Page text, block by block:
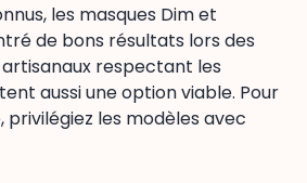
les masques Dim et
de bons résultats lors des
artisanaux respectant les
aussi une option viable. Pour
privilégiez les modèles avec